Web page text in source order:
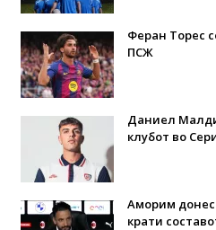
Феран Торес
ПСЖ
Даниел
клубот во
Аморим
крати